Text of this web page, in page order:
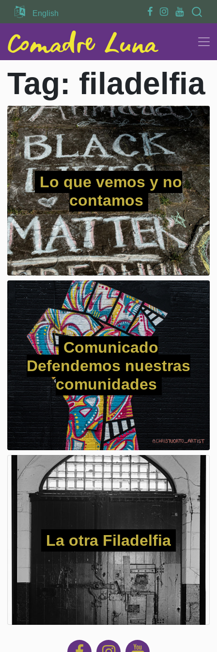
English
Search
Tag: filadelfia
Lo que vemos y no
contamos
Comunicado
Defendemos nuestras
comunidades
La otra Filadelfia